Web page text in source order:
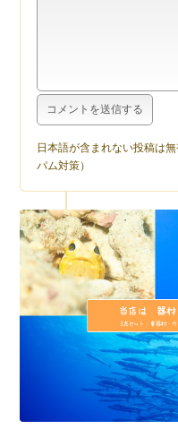
日本語が含まれない投稿は
パム対策）